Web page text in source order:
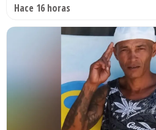
Hace 16 horas